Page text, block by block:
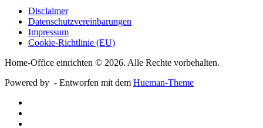
Disclaimer
Datenschutzvereinbarungen
Impressum
Cookie-Richtlinie (EU)
Home-Office einrichten © 2026. Alle Rechte vorbehalten.
Powered by - Entworfen mit dem Hueman-Theme